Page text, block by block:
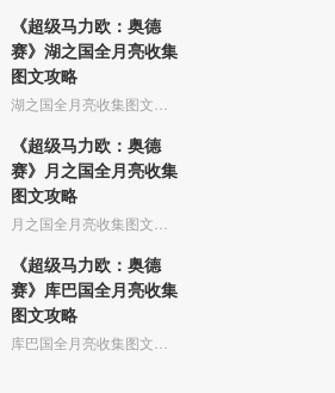
《超级马力欧：奥德
赛》湖之国全月亮收集
图文攻略
《超级马力欧：奥德
赛》月之国全月亮收集
图文攻略
《超级马力欧：奥德
赛》库巴国全月亮收集
图文攻略